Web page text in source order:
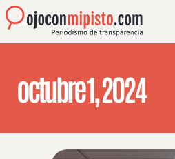
octubre 1, 2024